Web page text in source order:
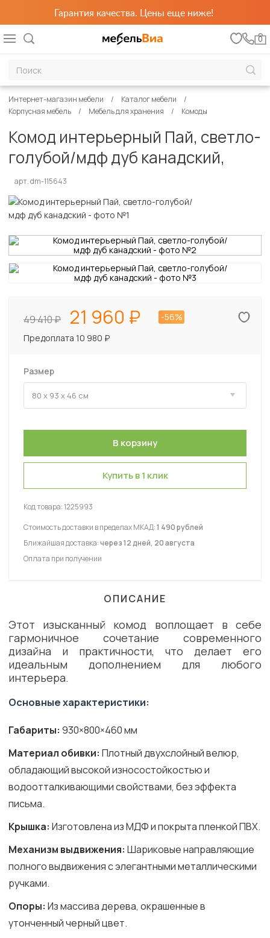
Гарантия качества. Цены еще ниже!
0
Интернет-магазин мебели
Каталог мебели
Корпусная мебель
Мебель для хранения Комоды
Комод интерьерный Пай, светло-
голубой/мдф дуб канадский,
арт. dm-115643
49 410 21 960
-56%
Предоплата 10 980 ₽
Размер
Купить в 1 клик
Код товара:1225993
Стоимость доставки в пределах МКАД:1 490 рублей
Ближайшая доставка:через 12 дней, 20 августа
Оплата при получении
ОПИСАНИЕ
Этот изысканный комод воплощает в себе
гармоничное сочетание современного
дизайна и практичности, что делает его
идеальным дополнением для любого
интерьера.
Основные характеристики:
Габариты: 930×800×460 мм
Материал обивки: Плотный двухслойный велюр,
обладающий высокой износостойкостью и
водоотталкивающими свойствами, без эффекта
письма.
Крышка: Изготовлена из МДФ и покрыта пленкой ПВХ.
Механизм выдвижения: Шариковые направляющие
полного выдвижения с элегантными металлическими
ручками.
Опоры: Из массива дерева, окрашенные в
утонченный черный цвет.